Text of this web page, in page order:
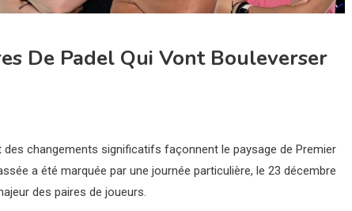
De Padel Qui Vont Bouleverser
changements significatifs façonnent le paysage de Premier
a été marquée par une journée particulière, le 23 décembre
des paires de joueurs.